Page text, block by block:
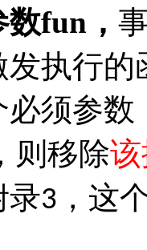
数fun ，
发执行的
必须参数
则移除
录3 ，这